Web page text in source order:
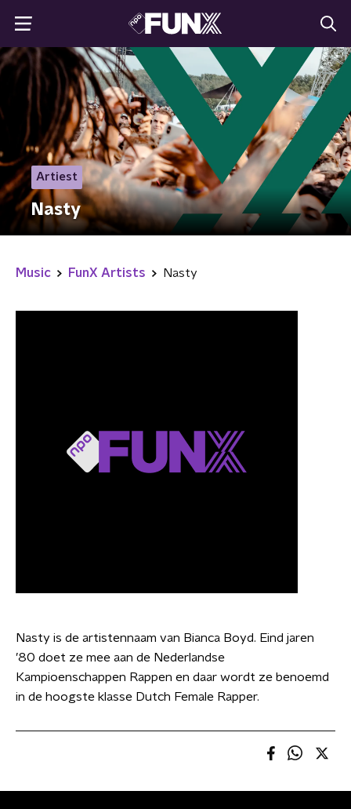
Artiest
Nasty
Music FunX Artists Nasty
Nasty is de artistennaam van Bianca Boyd. Eind jaren
’80 doet ze mee aan de Nederlandse
Kampioenschappen Rappen en daar wordt ze benoemd
in de hoogste klasse Dutch Female Rapper.